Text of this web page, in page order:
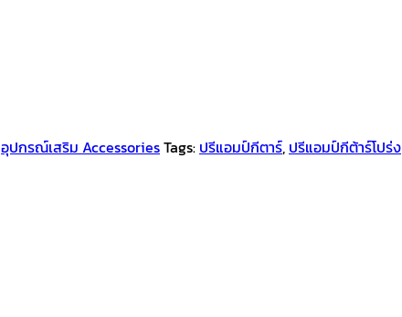
อุปกรณ์เสริม AccessoriesTags: ปรีแอมป์กีตาร์, ปรีแอมป์กีต้าร์โปร่ง